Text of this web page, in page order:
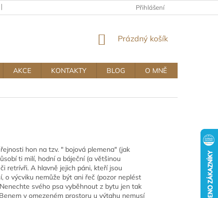
OBCHODNÍ A REKLAMAČNÍ PODMÍNKY
Přihlášení
NÁKUPNÍ
Prázdný košík
AKCE KONTAKTY BLOG O MNĚ
hon na tzv. " bojová plemena" (jak
ti milí, hodní a báječní (a většinou
retrívři. A hlavně jejich páni, kteří jsou
o výcviku nemůže být ani řeč (pozor neplést
svého psa vyběhnout z bytu jen tak
v omezeném prostoru u výtahu nemusí